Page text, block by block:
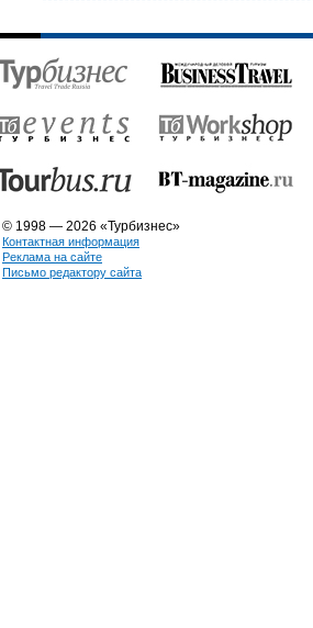
© 1998 — 2026 «Турбизнес»
Контактная информация
Реклама на сайте
Письмо редактору сайта